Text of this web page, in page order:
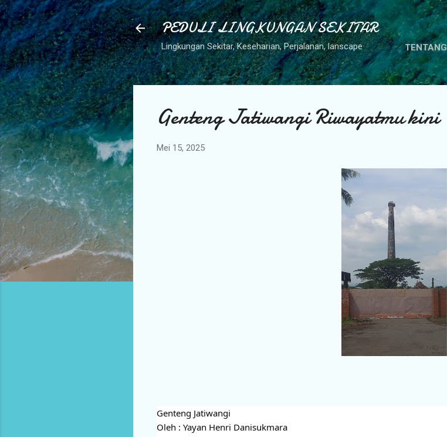
Langsung ke konten utama
PEDULI LINGKUNGAN SEKITAR
Lingkungan Sekitar, Keseharian, Perjalanan, lanscape TENTANG
Genteng Jatiwangi Riwayatmu kini
Mei 15, 2025
Genteng Jatiwangi
Oleh : Yayan Henri Danisukmara